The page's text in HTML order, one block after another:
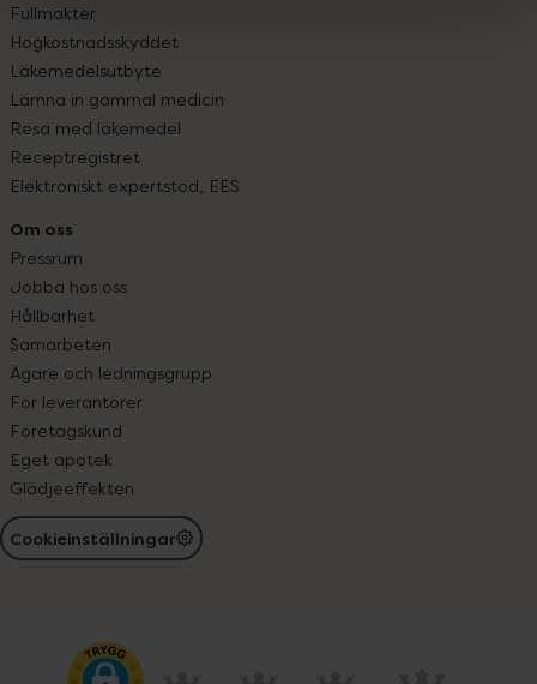
Fullmakter
Högkostnadsskyddet
Läkemedelsutbyte
Lämna in gammal medicin
Resa med läkemedel
Receptregistret
Elektroniskt expertstöd, EES
Om oss
Pressrum
Jobba hos oss
Hållbarhet
Samarbeten
Ägare och ledningsgrupp
För leverantörer
Företagskund
Eget apotek
Glädjeeffekten
Cookieinställningar